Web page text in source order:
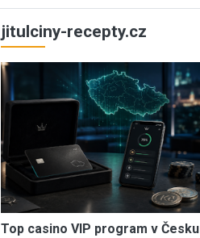
jitulciny-recepty.cz
Top casino VIP program v Česku